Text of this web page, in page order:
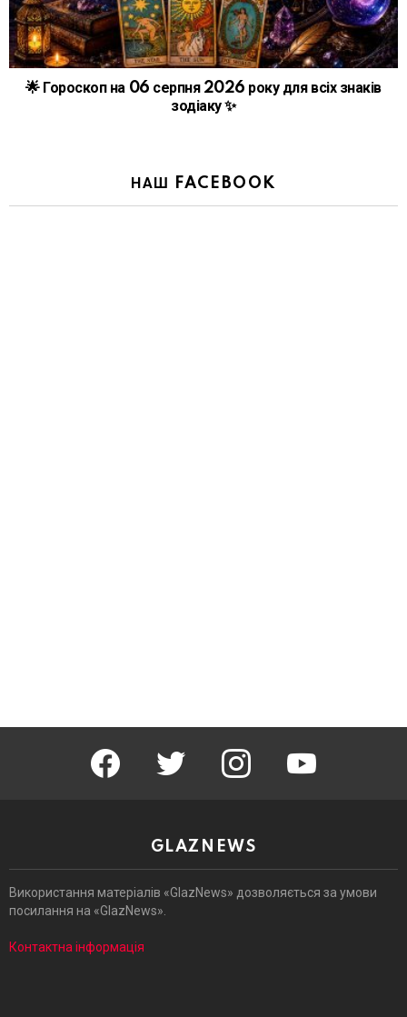
🌟 Гороскоп на 06 серпня 2026 року для всіх знаків
зодіаку ✨
НАШ FACEBOOK
facebook twitter instagram youtube
GLAZNEWS
Використання матеріалів «GlazNews» дозволяється за умови
посилання на «GlazNews».
Контактна інформація